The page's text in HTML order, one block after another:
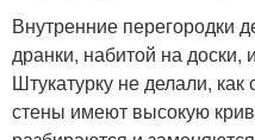
Внутренние перегородки
дранки, набитой на доски,
Штукатурку не делали,
стены имеют высокую